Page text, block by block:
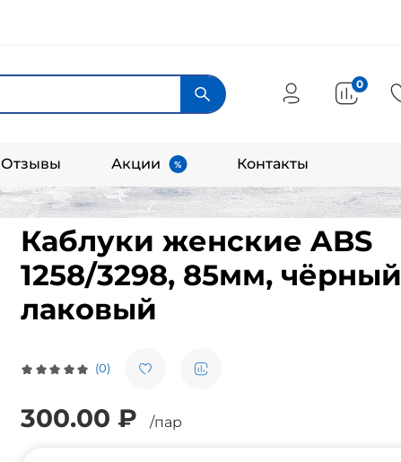
Отзывы Акции Контакты
0
(0)
Каблуки женские ABS
1258/3298, 85мм, чёрный
лаковый
300.00 ₽ /пар